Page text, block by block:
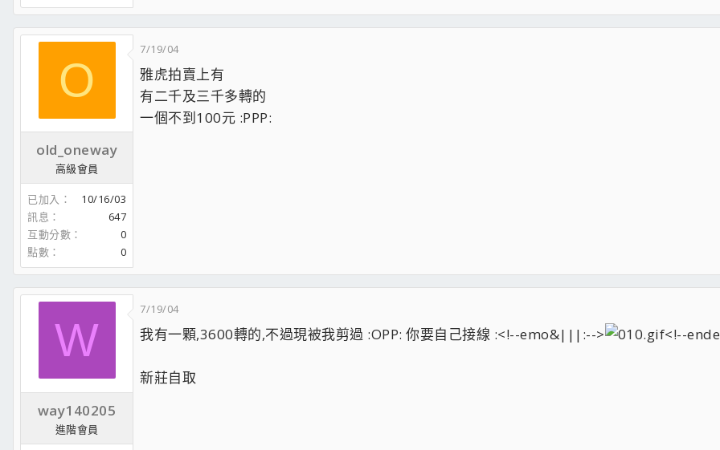
O
old_oneway
高級會員
已加入
10/16/03
訊息
647
互動分數
0
點數
0
7/19/04
雅虎拍賣上有
有二千及三千多轉的
一個不到100元 :PPP:
W
way140205
進階會員
7/19/04
我有一顆,3600轉的,不過現被我剪過 :OPP: 你要自己接線 :<!--emo&|||:--> <!--
新莊自取